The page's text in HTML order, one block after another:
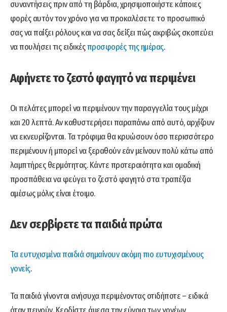
συναντήσεις πριν από τη βάρδια, χρησιμοποιήστε κάποιες
φορές αυτόν τον χρόνο για να προκαλέσετε το προσωπικό
σας να παίξει ρόλους και να σας δείξει πώς ακριβώς σκοπεύει
να πουλήσει τις ειδικέςπροσφορές της ημέρας.
Αφήνετε το ζεστό φαγητό να περιμένει
Οι πελάτες μπορεί να περιμένουν την παραγγελία τους μέχρι
και 20 λεπτά. Αν καθυστερήσει παραπάνω από αυτό, αρχίζουν
να εκνευρίζονται. Τα τρόφιμα θα κρυώσουν όσο περισσότερο
περιμένουν ή μπορεί να ξεραθούν εάν μείνουν πολύ κάτω από
λαμπτήρες θερμότητας. Κάντε προτεραιότητα και ομαδική
προσπάθεια να φεύγει το ζεστό φαγητό στα τραπέζια
αμέσως μόλις είναι έτοιμο.
Δεν σερβίρετε τα παιδιά πρώτα
Τα ευτυχισμένα παιδιά σημαίνουν ακόμη πιο ευτυχισμένους
γονείς.
Τα παιδιά γίνονται ανήσυχα περιμένοντας οτιδήποτε – ειδικά